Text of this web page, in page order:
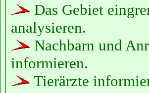
Das Gebiet
analysieren.
Nachbarn und
informieren.
Tierärzte